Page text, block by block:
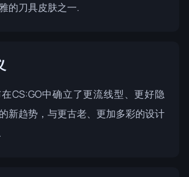
的刀具皮肤之一.
CS:GO中确立了更流线型、更好隐
新趋势，与更古老、更加多彩的设计